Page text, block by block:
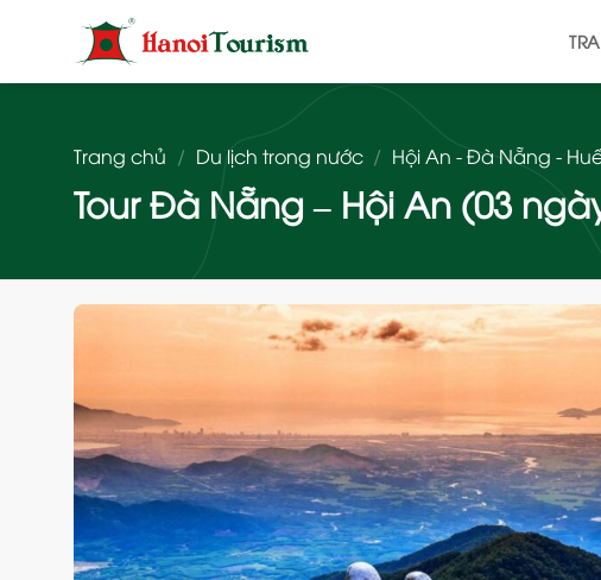
dung
Trang chủ / Du lịch trong nước / Hội An - Đà Nẵng -
Tour Đà Nẵng – Hội An (03